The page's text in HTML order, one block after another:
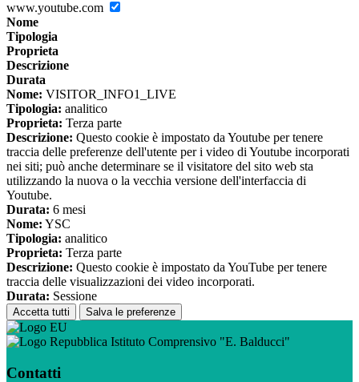
www.youtube.com
Nome
Tipologia
Proprieta
Descrizione
Durata
Nome: VISITOR_INFO1_LIVE
Tipologia: analitico
Proprieta: Terza parte
Descrizione: Questo cookie è impostato da Youtube per tenere
traccia delle preferenze dell'utente per i video di Youtube incorporati
nei siti; può anche determinare se il visitatore del sito web sta
utilizzando la nuova o la vecchia versione dell'interfaccia di
Youtube.
Durata: 6 mesi
Nome: YSC
Tipologia: analitico
Proprieta: Terza parte
Descrizione: Questo cookie è impostato da YouTube per tenere
traccia delle visualizzazioni dei video incorporati.
Durata: Sessione
Accetta tutti Salva le preferenze
Istituto Comprensivo "E. Balducci"
Contatti